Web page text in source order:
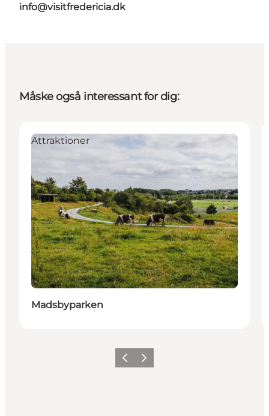
info@visitfredericia.dk
Måske også interessant for dig:
Attraktioner
Madsbyparken
Forrige billede
Næste billede